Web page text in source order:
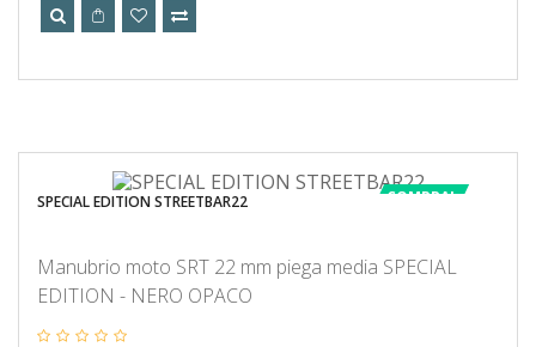
COMPRA!
SPECIAL EDITION STREETBAR22
Manubrio moto SRT 22 mm piega media SPECIAL
EDITION - NERO OPACO